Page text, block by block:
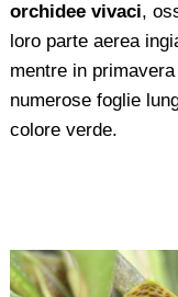
orchidee vivaci,
loro parte aerea
mentre in
numerose foglie
colore verde.